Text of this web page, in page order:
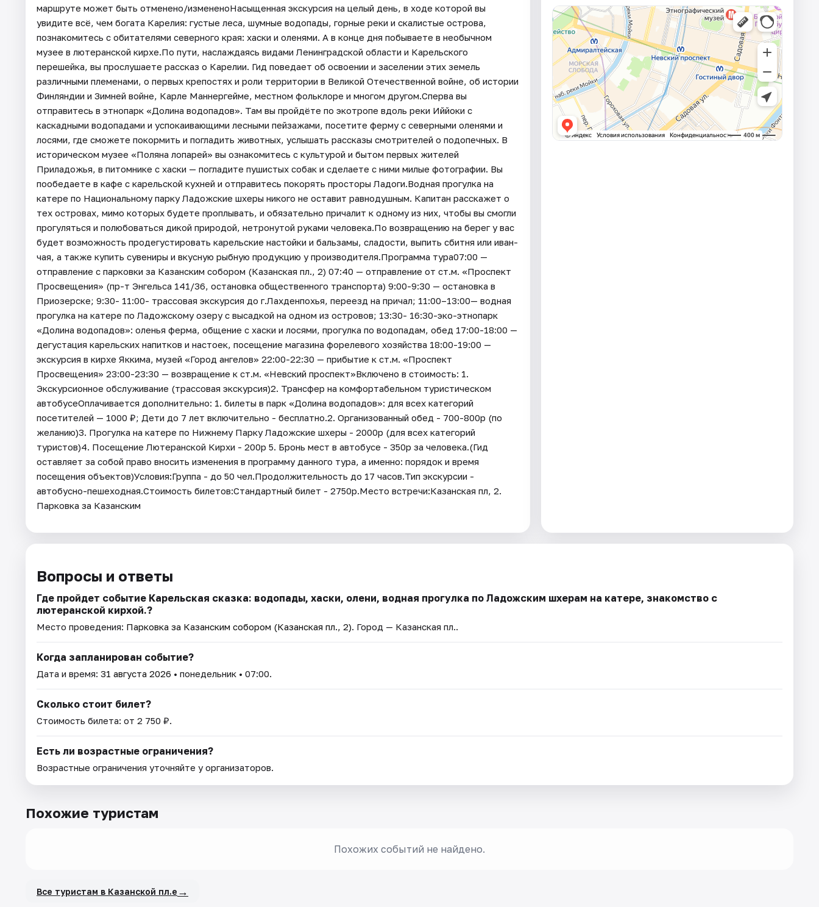
маршруте может быть отменено/измененоНасыщенная экскурсия на целый день, в ходе которой вы
увидите всё, чем богата Карелия: густые леса, шумные водопады, горные реки и скалистые острова,
познакомитесь с обитателями северного края: хаски и оленями. А в конце дня побываете в необычном
музее в лютеранской кирхе.По пути, наслаждаясь видами Ленинградской области и Карельского
перешейка, вы прослушаете рассказ о Карелии. Гид поведает об освоении и заселении этих земель
различными племенами, о первых крепостях и роли территории в Великой Отечественной войне, об истории
Финляндии и Зимней войне, Карле Маннергейме, местном фольклоре и многом другом.Сперва вы
отправитесь в этнопарк «Долина водопадов». Там вы пройдёте по экотропе вдоль реки Иййоки с
каскадными водопадами и успокаивающими лесными пейзажами, посетите ферму с северными оленями и
лосями, где сможете покормить и погладить животных, услышать рассказы смотрителей о подопечных. В
историческом музее «Поляна лопарей» вы ознакомитесь с культурой и бытом первых жителей
Приладожья, в питомнике с хаски — погладите пушистых собак и сделаете с ними милые фотографии. Вы
пообедаете в кафе с карельской кухней и отправитесь покорять просторы Ладоги.Водная прогулка на
катере по Национальному парку Ладожские шхеры никого не оставит равнодушным. Капитан расскажет о
тех островах, мимо которых будете проплывать, и обязательно причалит к одному из них, чтобы вы смогли
прогуляться и полюбоваться дикой природой, нетронутой руками человека.По возвращению на берег у вас
будет возможность продегустировать карельские настойки и бальзамы, сладости, выпить сбитня или иван-
чая, а также купить сувениры и вкусную рыбную продукцию у производителя.Программа тура07:00 —
отправление с парковки за Казанским собором (Казанская пл., 2) 07:40 — отправление от ст.м. «Проспект
Просвещения» (пр-т Энгельса 141/36, остановка общественного транспорта) 9:00-9:30 — остановка в
Приозерске; 9:30- 11:00- трассовая экскурсия до г.Лахденпохья, переезд на причал; 11:00–13:00— водная
прогулка на катере по Ладожскому озеру с высадкой на одном из островов; 13:30- 16:30-эко-этнопарк
«Долина водопадов»: оленья ферма, общение с хаски и лосями, прогулка по водопадам, обед 17:00-18:00 —
дегустация карельских напитков и настоек, посещение магазина форелевого хозяйства 18:00-19:00 —
экскурсия в кирхе Яккима, музей «Город ангелов» 22:00-22:30 — прибытие к ст.м. «Проспект
Просвещения» 23:00-23:30 — возвращение к ст.м. «Невский проспект»Включено в стоимость: 1.
Экскурсионное обслуживание (трассовая экскурсия)2. Трансфер на комфортабельном туристическом
автобусеОплачивается дополнительно: 1. билеты в парк «Долина водопадов»: для всех категорий
посетителей — 1000 ₽; Дети до 7 лет включительно - бесплатно.2. Организованный обед - 700-800р (по
желанию)3. Прогулка на катере по Нижнему Парку Ладожские шхеры - 2000р (для всех категорий
туристов)4. Посещение Лютеранской Кирхи - 200р 5. Бронь мест в автобусе - 350р за человека.(Гид
оставляет за собой право вносить изменения в программу данного тура, а именно: порядок и время
посещения объектов)Условия:Группа - до 50 чел.Продолжительность до 17 часов.Тип экскурсии -
автобусно-пешеходная.Стоимость билетов:Стандартный билет - 2750р.Место встречи:Казанская пл, 2.
Парковка за Казанским
Вопросы и ответы
Где пройдет событие Карельская сказка: водопады, хаски, олени, водная прогулка по Ладожским шхерам на катере, знакомство с
лютеранской кирхой.?
Место проведения: Парковка за Казанским собором (Казанская пл., 2). Город — Казанская пл..
Когда запланирован событие?
Дата и время: 31 августа 2026 • понедельник • 07:00.
Сколько стоит билет?
Стоимость билета: от 2 750 ₽.
Есть ли возрастные ограничения?
Возрастные ограничения уточняйте у организаторов.
Похожие туристам
Похожих событий не найдено.
Все туристам в Казанской пл.е →